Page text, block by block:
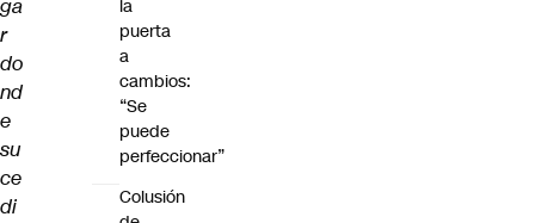
ga
r
do
nd
e
su
ce
di
la
puerta
a
cambios:
“Se
puede
perfeccionar”
Colusión